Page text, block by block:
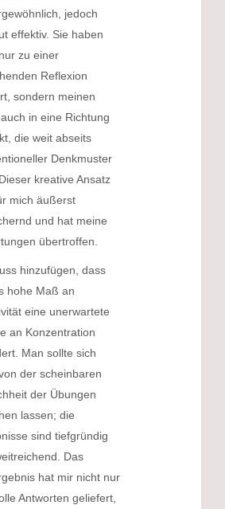
jedoch
effektiv. Sie haben
zu einer
Reflexion
sondern meinen
in eine Richtung
die weit abseits
Denkmuster
kreative Ansatz
mich äußerst
und hat meine
übertroffen.
hinzufügen, dass
hohe Maß an
eine unerwartete
an Konzentration
Man sollte sich
der scheinbaren
der Übungen
lassen; die
sind tiefgründig
Das
hat mir nicht nur
Antworten geliefert,